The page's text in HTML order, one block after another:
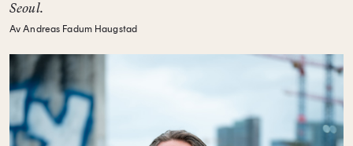
Seoul.
Av Andreas Fadum Haugstad